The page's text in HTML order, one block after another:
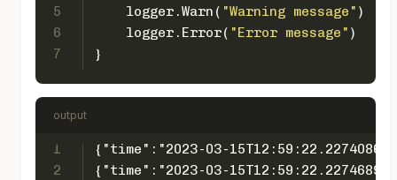
5
6
7
    logger.Warn(
"Warning message" )
    logger.Error(
"Error message" )
}
output
1
2
{"time":"2023-03-
{"time":"2023-03-